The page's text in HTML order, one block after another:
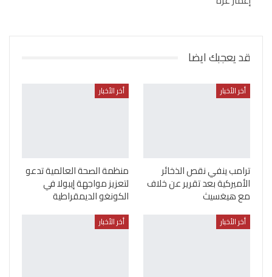
قد يعجبك ايضا
أخر الأخبار
ترامب ينفي نقص الذخائر
الأميركية بعد تقرير عن خلاف
مع هيغسيث
أخر الأخبار
منظمة الصحة العالمية تدعو
لتعزيز مواجهة إيبولا في
الكونغو الديمقراطية
أخر الأخبار أخر الأخبار